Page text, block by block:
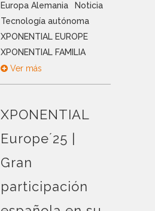
Europa Alemania
Noticia
Tecnología autónoma
XPONENTIAL EUROPE
XPONENTIAL FAMILIA
Ver más
XPONENTIAL
Europe´25 |
Gran
participación